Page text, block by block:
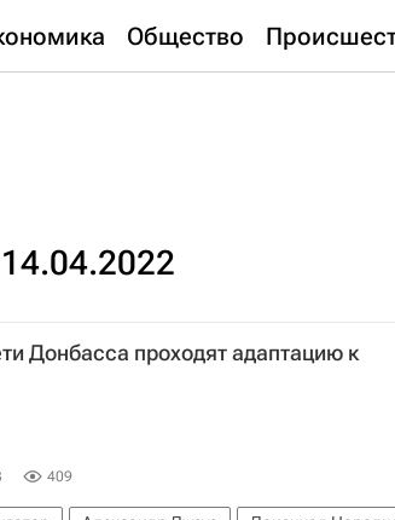
Общество
Донбасса проходят адаптацию к
409